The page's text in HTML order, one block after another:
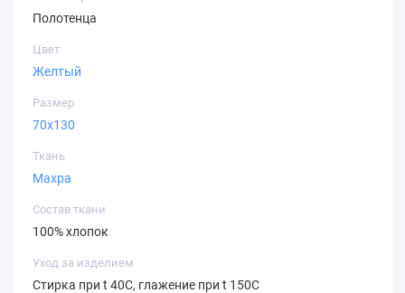
Полотенца
Цвет
Желтый
Размер
70х130
Ткань
Махра
Состав ткани
100% хлопок
Уход за изделием
Стирка при t 40С, глажение при t 150С